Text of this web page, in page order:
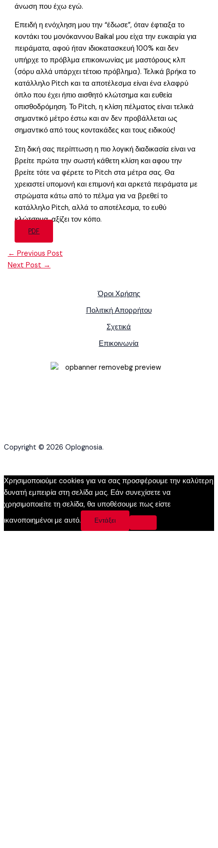
άνωση που έχω εγώ.
Επειδή η ενόχληση μου την “έδωσε”, όταν έφτιαξα το
κοντάκι του μονόκαννου Baikal μου είχα την ευκαιρία για
πειράματα, αφού ήταν ιδιοκατασκευή 100% και δεν
υπήρχε το πρόβλμα επικοινωνίας με μαστόρους κλπ
(σόρυ αλλά υπάρχει τέτοιο πρόβλημα). Τελικά βρήκα το
κατάλληλο Pitch και τα αποτέλεσμα είναι ένα ελαφρύ
όπλο που έχει ήπιο αισθητό κλώτσημα και ευθεία
οπισθοδρόμηση. Το Pitch, η κλίση πέλματος είναι τελικά
σημαντικό μέτρο έστω και αν δεν προβάλλεται ως
σημαντικό από τους κοντακάδες και τους ειδικούς!
Στη δική σας περίπτωση η πιο λογική διαδικασία είναι να
βρείτε πρώτα την σωστή κάθετη κλίση και αφου την
βρείτε τότε να φέρετε το Pitch στα μέτρα σας. Θα
χρειαστεί υπομονή και επιμονή και αρκετά πειράματα με
στρώματα κάτω από το πέλμα για να βρεθεί το
κατάλληλο Pitch, αλλά το αποτέλεσμα, το ευθύ
κλώτσημα, αξίζει τον κόπο.
PDF
← Previous Post
Next Post →
Όροι Χρήσης
Πολιτική Απορρήτου
Σχετικά
Επικοινωνία
Copyright © 2026 Oplognosia.
Χρησιμοποιούμε cookies για να σας προσφέρουμε την καλύτερη
δυνατή εμπειρία στη σελίδα μας. Εάν συνεχίσετε να
χρησιμοποιείτε τη σελίδα, θα υποθέσουμε πως είστε
ικανοποιημένοι με αυτό.
Εντάξει